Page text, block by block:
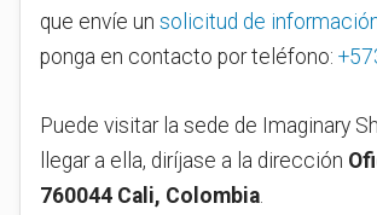
que envíe un solicitud de
ponga en contacto por teléfono:
Puede visitar la sede de Imaginary
llegar a ella, diríjase a la dirección
760044 Cali, Colombia